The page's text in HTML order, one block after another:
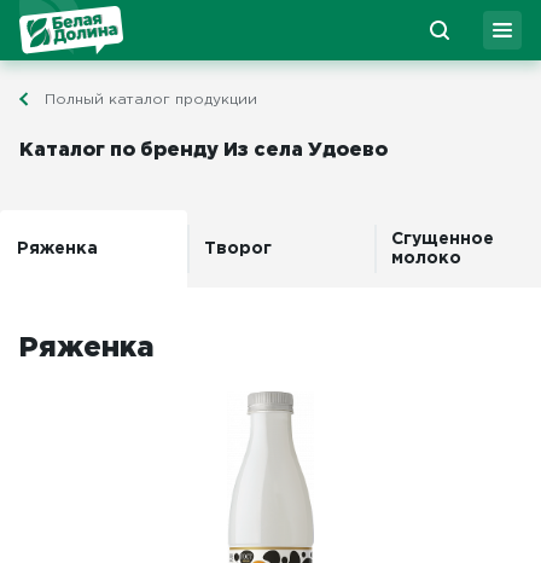
Полный каталог продукции
Каталог по бренду Из села Удоево
Ряженка Творог
Сгущенное
молоко
Ряженка